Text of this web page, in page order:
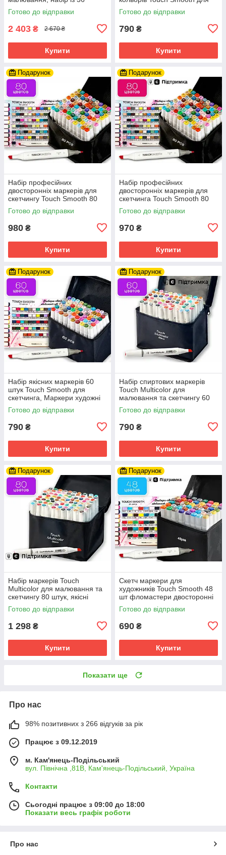
кольорів, універсальні для
скла, дерева, ткани та
Готово до відправки
2 403 ₴ 2 670 ₴
Купити
малювання та скетчів,
художні маркери
Готово до відправки
790 ₴
Купити
Подарунок
Набір професійних
двосторонніх маркерів для
скетчингу Touch Smooth 80
кольорів, художні маркери
Готово до відправки
980 ₴
Купити
Подарунок
Набір професійних
двосторонніх маркерів для
скетчинга Touch Smooth 80
кольорів у чохлі
Готово до відправки
970 ₴
Купити
Подарунок
Набір якісних маркерів 60
штук Touch Smooth для
скетчинга, Маркери художні
двосторонні
Готово до відправки
790 ₴
Купити
Подарунок
Набір спиртових маркерів
Touch Multicolor для
малювання та скетчингу 60
шт, фломастери для
художників
Готово до відправки
790 ₴
Купити
Подарунок
Набір маркерів Touch
Multicolor для малювання та
скетчингу 80 штук, якісні
маркери
Готово до відправки
1 298 ₴
Купити
Подарунок
Скетч маркери для
художників Touch Smooth 48
шт фломастери двосторонні
спиртові для малювання і
скетчинга
Готово до відправки
690 ₴
Купити
Показати ще
Про нас
98% позитивних з 266 відгуків за рік
Працює з 09.12.2019
м. Кам'янець-Подільський
вул. Північна ,81В, Кам'янець-Подільський, Україна
Контакти
Сьогодні працює з 09:00 до 18:00
Показати весь графік роботи
Про нас